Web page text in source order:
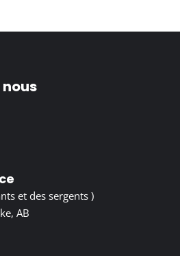
et des sergents )
AB